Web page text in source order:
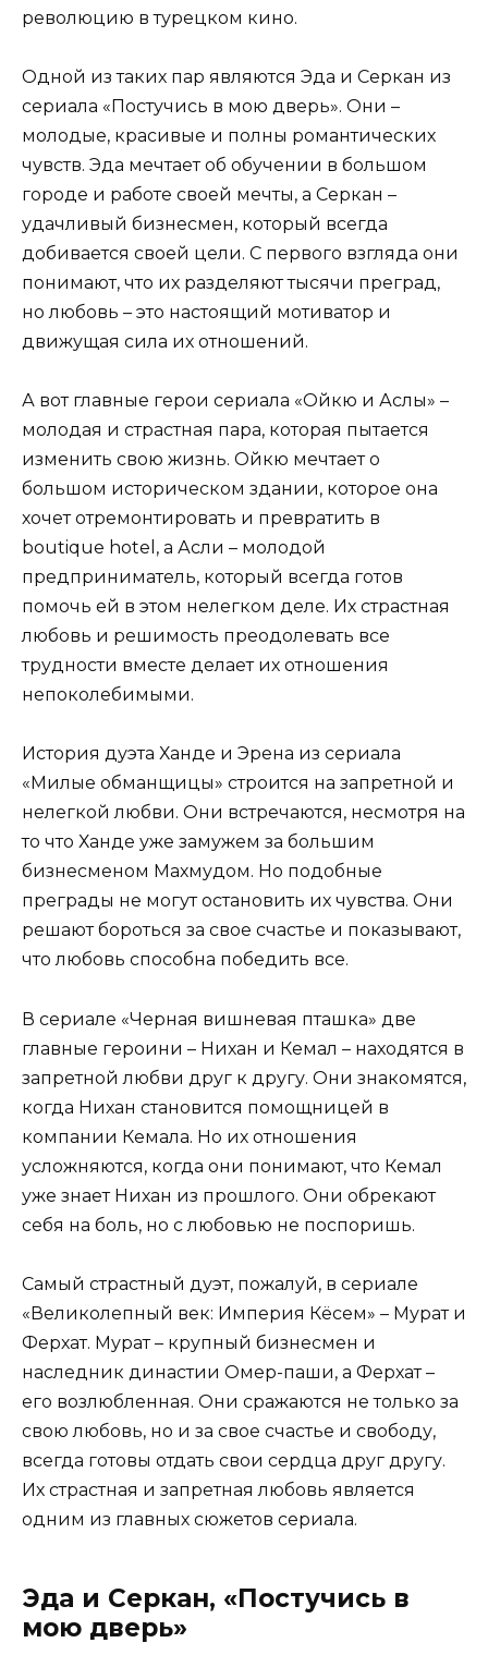
революцию в турецком кино.
Одной из таких пар являются Эда и Серкан из
сериала «Постучись в мою дверь». Они –
молодые, красивые и полны романтических
чувств. Эда мечтает об обучении в большом
городе и работе своей мечты, а Серкан –
удачливый бизнесмен, который всегда
добивается своей цели. С первого взгляда они
понимают, что их разделяют тысячи преград,
но любовь – это настоящий мотиватор и
движущая сила их отношений.
А вот главные герои сериала «Ойкю и Аслы» –
молодая и страстная пара, которая пытается
изменить свою жизнь. Ойкю мечтает о
большом историческом здании, которое она
хочет отремонтировать и превратить в
boutique hotel, а Асли – молодой
предприниматель, который всегда готов
помочь ей в этом нелегком деле. Их страстная
любовь и решимость преодолевать все
трудности вместе делает их отношения
непоколебимыми.
История дуэта Ханде и Эрена из сериала
«Милые обманщицы» строится на запретной и
нелегкой любви. Они встречаются, несмотря на
то что Ханде уже замужем за большим
бизнесменом Махмудом. Но подобные
преграды не могут остановить их чувства. Они
решают бороться за свое счастье и показывают,
что любовь способна победить все.
В сериале «Черная вишневая пташка» две
главные героини – Нихан и Кемал – находятся в
запретной любви друг к другу. Они знакомятся,
когда Нихан становится помощницей в
компании Кемала. Но их отношения
усложняются, когда они понимают, что Кемал
уже знает Нихан из прошлого. Они обрекают
себя на боль, но с любовью не поспоришь.
Самый страстный дуэт, пожалуй, в сериале
«Великолепный век: Империя Кёсем» – Мурат и
Ферхат. Мурат – крупный бизнесмен и
наследник династии Омер-паши, а Ферхат –
его возлюбленная. Они сражаются не только за
свою любовь, но и за свое счастье и свободу,
всегда готовы отдать свои сердца друг другу.
Их страстная и запретная любовь является
одним из главных сюжетов сериала.
Эда и Серкан, «Постучись в
мою дверь»